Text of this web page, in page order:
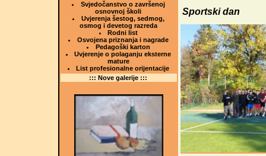
Svjedočanstvo o završenoj
osnovnoj školi
Uvjerenja šestog, sedmog,
osmog i devetog razreda
Rodni list
Osvojena priznanja i nagrade
Pedagoški karton
Uvjerenje o polaganju eksterne
mature
List profesionalne orijentacije
::: Nove galerije :::
Sportski dan